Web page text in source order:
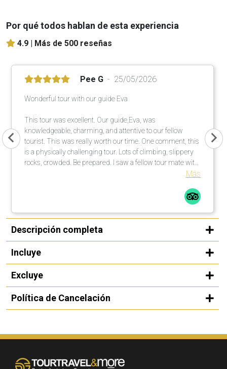
Por qué todos hablan de esta experiencia
4.9 | Más de 500 reseñas
Pee G 25/05/2026
Wonderful tour with our guide Eva
This tour was excellent. Our guide,Eva, was
knowledgeable, charming, and attentive to our fellow
tourist. This was really worth our time. One comment, this
is a physically challenging tour. Lots of climbing, slippery
rocks, crowded. Be prepared. I saw a fellow tour mate with
a walking stick … smart guy! I would not do this tour in the
Más
Descripción completa
Incluye
Excluye
Política de Cancelación